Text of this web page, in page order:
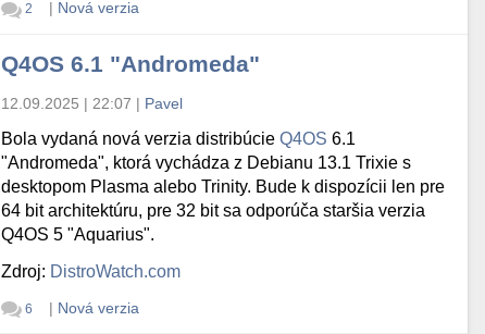
2 | Nová verzia
Q4OS 6.1 "Andromeda"
12.09.2025 | 22:07 | Pavel
Bola vydaná nová verzia distribúcieQ4OS 6.1
"Andromeda", ktorá vychádza z Debianu 13.1 Trixie s
desktopom Plasma alebo Trinity. Bude k dispozícii len pre
64 bit architektúru, pre 32 bit sa odporúča staršia verzia
Q4OS 5 "Aquarius".
Zdroj: DistroWatch.com
6 | Nová verzia